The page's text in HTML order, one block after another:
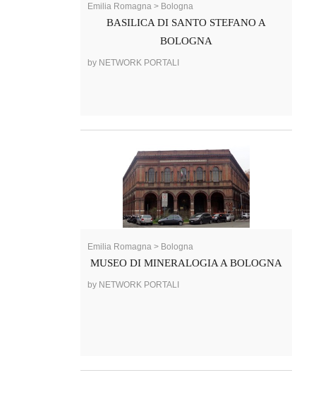
Emilia Romagna > Bologna
BASILICA DI SANTO STEFANO A
BOLOGNA
by NETWORK PORTALI
Emilia Romagna > Bologna
MUSEO DI MINERALOGIA A BOLOGNA
by NETWORK PORTALI